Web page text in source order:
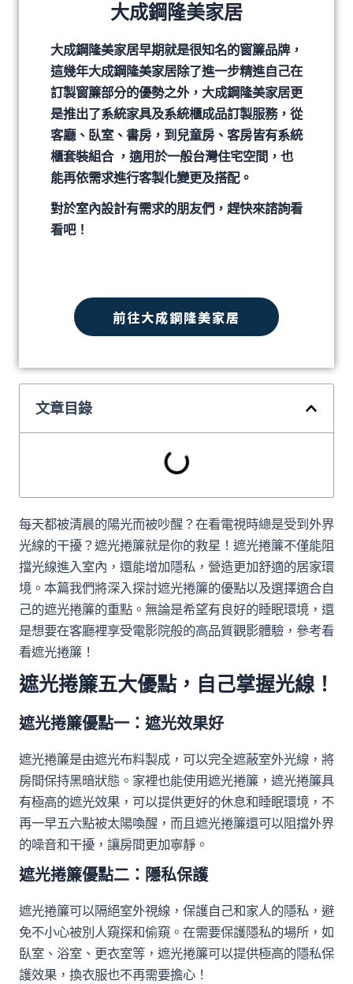
大成鋼隆美家居
大成鋼隆美家居早期就是很知名的窗簾品牌，
這幾年大成鋼隆美家居除了進一步精進自己在
訂製窗簾部分的優勢之外，大成鋼隆美家居更
是推出了系統家具及系統櫃成品訂製服務，從
客廳、臥室、書房，到兒童房、客房皆有系統
櫃套裝組合 ，適用於一般台灣住宅空間，也
能再依需求進行客製化變更及搭配。
對於室內設計有需求的朋友們，趕快來諮詢看
看吧！
前往大成鋼隆美家居
文章目錄
每天都被清晨的陽光而被吵醒？在看電視時總是受到外界
光線的干擾？遮光捲簾就是你的救星！遮光捲簾不僅能阻
擋光線進入室內，還能增加隱私，營造更加舒適的居家環
境。本篇我們將深入探討遮光捲簾的優點以及選擇適合自
己的遮光捲簾的重點。無論是希望有良好的睡眠環境，還
是想要在客廳裡享受電影院般的高品質觀影體驗，參考看
看遮光捲簾！
遮光捲簾五大優點，自己掌握光線！
遮光捲簾優點一：遮光效果好
遮光捲簾是由遮光布料製成，可以完全遮蔽室外光線，將
房間保持黑暗狀態。家裡也能使用遮光捲簾，遮光捲簾具
有極高的遮光效果，可以提供更好的休息和睡眠環境，不
再一早五六點被太陽喚醒，而且遮光捲簾還可以阻擋外界
的噪音和干擾，讓房間更加寧靜。
遮光捲簾優點二：隱私保護
遮光捲簾可以隔絕室外視線，保護自己和家人的隱私，避
免不小心被別人窺探和偷窺。在需要保護隱私的場所，如
臥室、浴室、更衣室等，遮光捲簾可以提供極高的隱私保
護效果，換衣服也不再需要擔心！